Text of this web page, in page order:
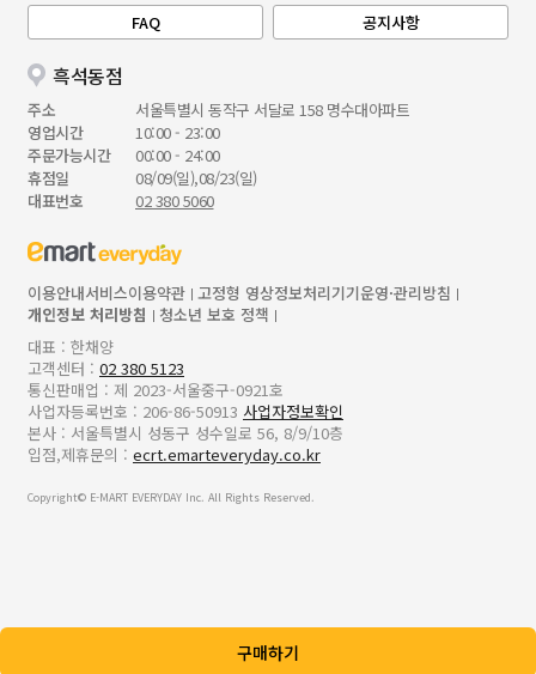
구매하기
FAQ 공지사항
흑석동점
주소
서울특별시 동작구 서달로 158 명수대아파트
영업시간
10:00 - 23:00
주문가능시간
00:00 - 24:00
휴점일
08/09(일),08/23(일)
대표번호
02 380 5060
이용안내서비스이용약관 고정형 영상정보처리기기운영·관리방침
개인정보 처리방침
청소년 보호 정책
대표 : 한채양
고객센터 : 02 380 5123
통신판매업 : 제 2023-서울중구-0921호
사업자등록번호 : 206-86-50913 사업자정보확인
본사 : 서울특별시 성동구 성수일로 56, 8/9/10층
입점,제휴문의 : ecrt.emarteveryday.co.kr
Copyright© E-MART EVERYDAY Inc. All Rights Reserved.